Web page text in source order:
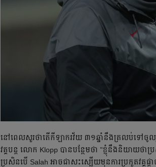
នៅពេលសួរថាតើកីឡាករវ័យ ៣១ឆ្នាំនឹងត្រលប់ទៅចូល
វគ្គបន្ត លោក Klopp បានបន្ថែមថា "ខ្ញុំនឹងនិយាយថា
ប្រសិនបើ Salah អាចជាសះស្បើយមុនការប្រកួតវគ្គផ្